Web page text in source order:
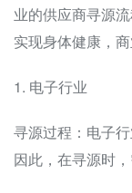
业的供应商寻源
实现身体健康，商
1. 电子行业
寻源过程：电子
因此，在寻源时